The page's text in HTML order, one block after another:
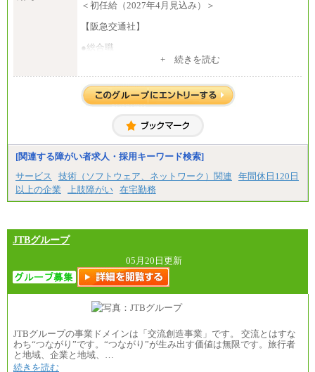
＜初任給（2027年4月見込み）＞
【阪急交通社】
●総合職
(※3)、239,000円(※4)、237,000円（※5）
・専門・短大卒
(※3)、218,500円(※4)、216,500円（※5）
※1…東京都、埼玉県、千葉県、神奈川県
※2…大阪府、京都府、兵庫県、滋賀県
※3…愛知県、静岡県
※4…北海道、宮城県、栃木県、群馬県、長野県、新
潟県、富山県、石川県、岡山県、広島県、山口県、
香川県、福岡県
県、福島県、山形県
※3…28,000円、※4…25,000円、※5…23,000円）
・試用期間中も給与変更なし
●基幹職（地域限定社員）
・大学・院卒／月給185,000 円～219,000 円 ※勤務地
〈東京・神奈川〉219,000 円
〈大阪・兵庫〉209,000 円
〈愛知〉194,500 円 〈福岡〉1
+ 続きを読む
[関連する障がい者求人・採用キーワード検索]
サービス
技術（ソフトウェア、ネットワーク）関連
年間休日120日
以上の企業
上肢障がい 在宅勤務
JTBグループ
05月20日更新
JTBグループの事業ドメインは「交流創造事業」です。 交流とはすな
わち“つながり”です。“つながり”が生み出す価値は無限です。旅行者
と地域、企業と地域、…
続きを読む